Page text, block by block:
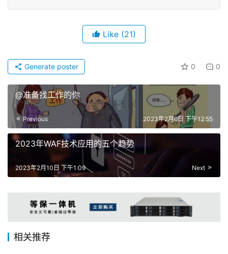
Like (21)
0 0
Generate poster
@准备找工作的你
Previous 2023年2月6日 下午12:55
2023年WAF技术应用的五个趋势
Next
2023年2月10日 下午1:09
相关推荐